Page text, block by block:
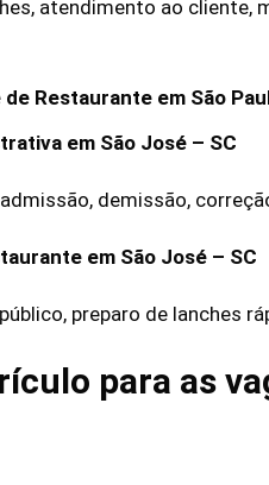
atendimento ao cliente,
Restaurante em São
em São José – SC
demissão,
em São José – SC
preparo de lanches
para as